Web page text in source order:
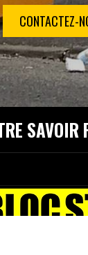
CONTACTEZ-
SAVOIR